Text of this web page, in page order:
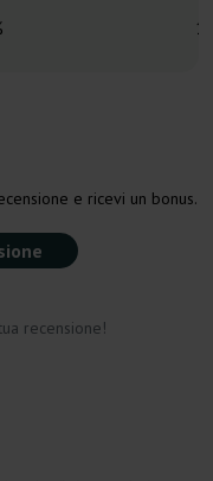
e ricevi un bonus.
recensione!